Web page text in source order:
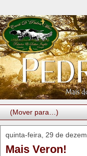
quinta-feira, 29 de
Mais Veron!